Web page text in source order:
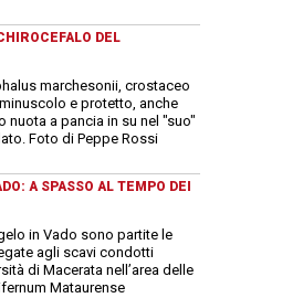
DEL
marchesonii, crostaceo
e protetto, anche
nuota a pancia in su nel "suo"
Foto di Peppe Rossi
A SPASSO AL TEMPO DEI
in Vado sono partite le
agli scavi condotti
di Macerata nell’area delle
Mataurense